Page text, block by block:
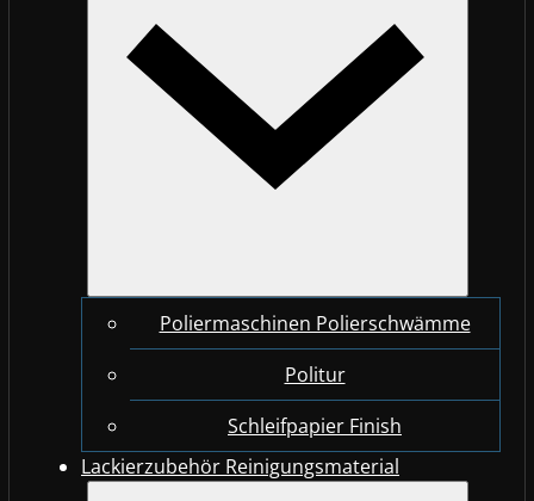
Poliermaschinen Polierschwämme
Politur
Schleifpapier Finish
Lackierzubehör Reinigungsmaterial